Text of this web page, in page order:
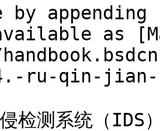
by
as
ru-qin-
检测系统（IDS